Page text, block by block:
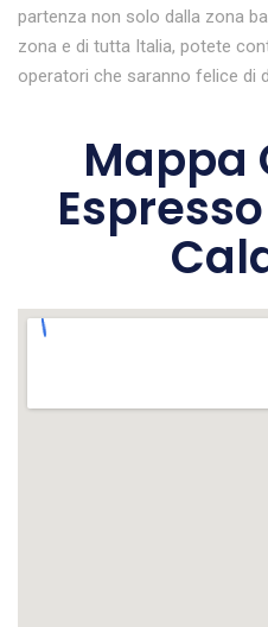
partenza non solo dalla zona
zona e di tutta Italia, potete
operatori che saranno felice di
Mappa